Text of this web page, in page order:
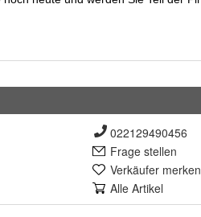
022129490456
Frage stellen
Verkäufer merken
Alle Artikel